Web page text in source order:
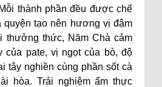
thành phần đều được chế
quyện tạo nên hương vị đậm
thưởng thức, Năm Chà cảm
của pate, vị ngọt của bò, độ
tây nghiền cùng phần sốt cà
hòa. Trải nghiệm ẩm thực